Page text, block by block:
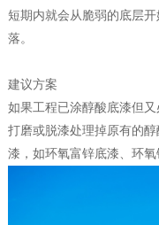
短期内就会从脆弱的底层
落。
建议方案
如果工程已涂醇酸底漆但
打磨或脱漆处理掉原有的
漆，如环氧富锌底漆、环氧